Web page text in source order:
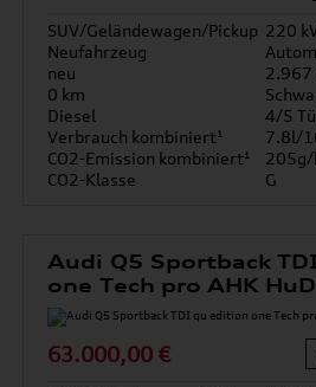
SUV/Geländewagen/Pickup 220
Neufahrzeug
neu
2.967
0 km
Diesel
4/5
Verbrauch kombiniert¹
7.8l/
CO2-Emission kombiniert¹
205g/
CO2-Klasse
G
Audi Q5 Sportback
one Tech pro AHK HuD
63.000,00 €